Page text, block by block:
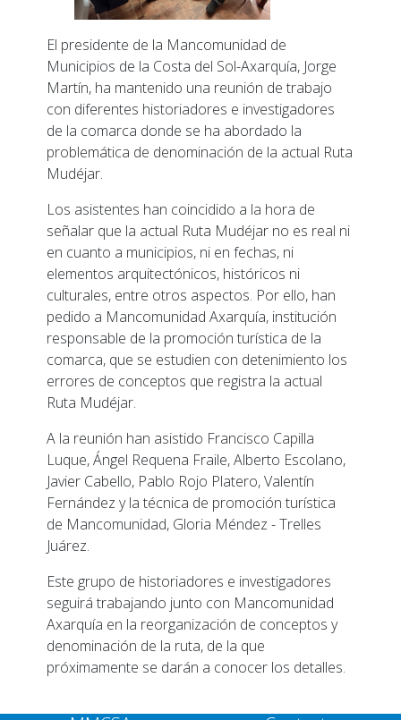
El presidente de la Mancomunidad de
Municipios de la Costa del Sol-Axarquía, Jorge
Martín, ha mantenido una reunión de trabajo
con diferentes historiadores e investigadores
de la comarca donde se ha abordado la
problemática de denominación de la actual Ruta
Mudéjar.
Los asistentes han coincidido a la hora de
señalar que la actual Ruta Mudéjar no es real ni
en cuanto a municipios, ni en fechas, ni
elementos arquitectónicos, históricos ni
culturales, entre otros aspectos. Por ello, han
pedido a Mancomunidad Axarquía, institución
responsable de la promoción turística de la
comarca, que se estudien con detenimiento los
errores de conceptos que registra la actual
Ruta Mudéjar.
A la reunión han asistido Francisco Capilla
Luque, Ángel Requena Fraile, Alberto Escolano,
Javier Cabello, Pablo Rojo Platero, Valentín
Fernández y la técnica de promoción turística
de Mancomunidad, Gloria Méndez - Trelles
Juárez.
Este grupo de historiadores e investigadores
seguirá trabajando junto con Mancomunidad
Axarquía en la reorganización de conceptos y
denominación de la ruta, de la que
próximamente se darán a conocer los detalles.